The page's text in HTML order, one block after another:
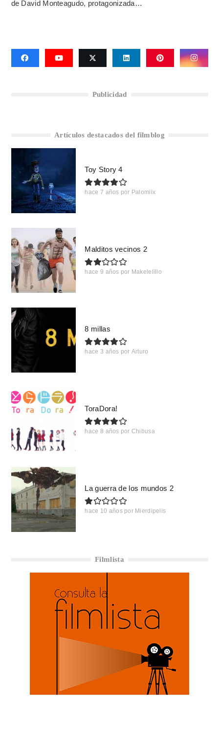
de David Monteagudo, protagonizada…
Publicidad
Artículos destacados del filmblog
Toy Story 4
hace 7 años por Palomiix
Malditos vecinos 2
hace 9 años por Makelelillo
8 millas
hace 3 años por Arturo
ToraDora!
hace 8 años por Chibusa
La guerra de los mundos 2
hace 10 años por Mierdipelis
Filmlista